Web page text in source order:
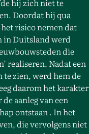
hij zich niet te
Doordat hij qua
risico nemen dat
in Duitsland werd
die
realiseren. Nadat een
te zien, werd hem de
daarom het karakter
aanleg van een
ontstaan . In het
die vervolgens niet